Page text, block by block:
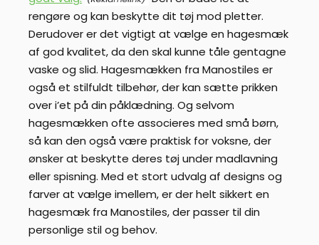
rengøre og kan beskytte dit tøj mod pletter.
Derudover er det vigtigt at vælge en hagesmæk
af god kvalitet, da den skal kunne tåle gentagne
vaske og slid. Hagesmækken fra Manostiles er
også et stilfuldt tilbehør, der kan sætte prikken
over i’et på din påklædning. Og selvom
hagesmækken ofte associeres med små børn,
så kan den også være praktisk for voksne, der
ønsker at beskytte deres tøj under madlavning
eller spisning. Med et stort udvalg af designs og
farver at vælge imellem, er der helt sikkert en
hagesmæk fra Manostiles, der passer til din
personlige stil og behov.